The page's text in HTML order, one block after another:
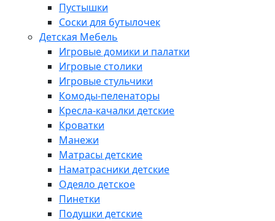
Пустышки
Соски для бутылочек
Детская Мебель
Игровые домики и палатки
Игровые столики
Игровые стульчики
Комоды-пеленаторы
Кресла-качалки детские
Кроватки
Манежи
Матрасы детские
Наматрасники детские
Одеяло детское
Пинетки
Подушки детские